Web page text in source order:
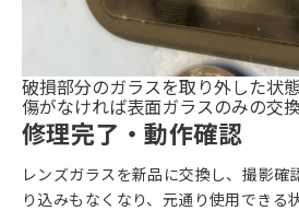
破損部分のガラスを取り外した状
傷がなければ表面ガラスのみの交
修理完了・動作確認
レンズガラスを新品に交換し、撮影確
り込みもなくなり、元通り使用できる